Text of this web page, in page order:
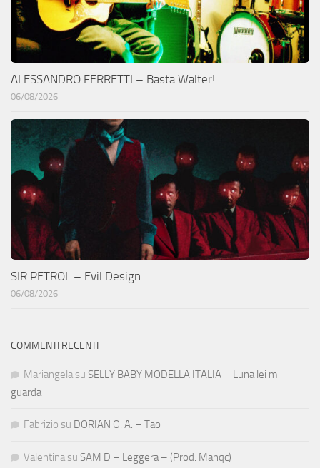
ALESSANDRO FERRETTI – Basta Walter!
06/08/2026
SIR PETROL – Evil Design
06/08/2026
COMMENTI RECENTI
Mariangela su SELLY BABY MODELLA ITALIA – Luna lei mi
guarda
Fabrizio su DORIAN O. A. – Tao
Valentina su SAM D – Leggera – (Prod. Manqc)